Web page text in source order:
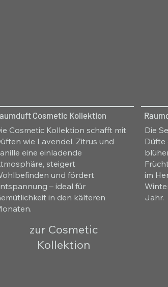
Cosmetic Kollektion
Cosmetic Kollektion schafft mit
wie Lavendel, Zitrus und
eine einladende
steigert
und fördert
– ideal für
in den kälteren
zur Cosmetic
Kollektion
Die
Düfte
im
Jahr.